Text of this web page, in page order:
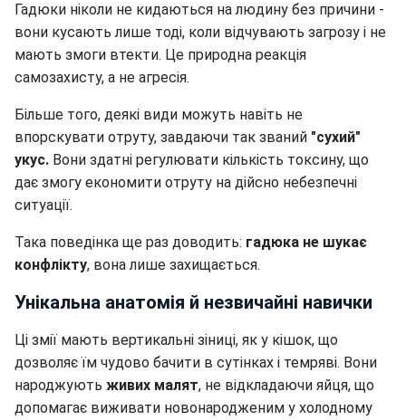
Гадюки ніколи не кидаються на людину без причини -
вони кусають лише тоді, коли відчувають загрозу і не
мають змоги втекти. Це природна реакція
самозахисту, а не агресія.
Більше того, деякі види можуть навіть не
впорскувати отруту, завдаючи так званий "сухий"
укус. Вони здатні регулювати кількість токсину, що
дає змогу економити отруту на дійсно небезпечні
ситуації.
Така поведінка ще раз доводить: гадюка не шукає
конфлікту, вона лише захищається.
Унікальна анатомія й незвичайні навички
Ці змії мають вертикальні зіниці, як у кішок, що
дозволяє їм чудово бачити в сутінках і темряві. Вони
народжують живих малят, не відкладаючи яйця, що
допомагає виживати новонародженим у холодному